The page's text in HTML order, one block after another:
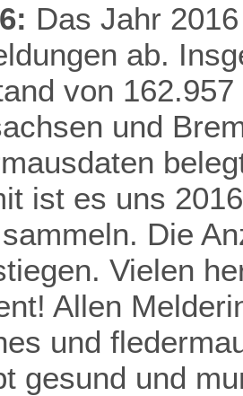
Das Jahr
ab.
von
und
ist es uns
Die
Vielen
Allen
und
gesund und